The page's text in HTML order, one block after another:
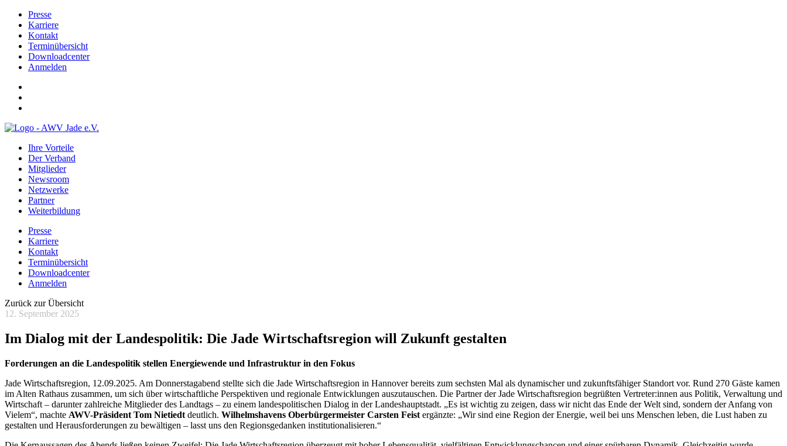
Presse
Karriere
Kontakt
Terminübersicht
Downloadcenter
Anmelden
Ihre Vorteile
Der Verband
Mitglieder
Newsroom
Netzwerke
Partner
Weiterbildung
Presse
Karriere
Kontakt
Terminübersicht
Downloadcenter
Anmelden
Zurück zur Übersicht
12. September 2025
Im Dialog mit der Landespolitik: Die Jade Wirtschaftsregion will Zukunft gestalten
Forderungen an die Landespolitik stellen Energiewende und Infrastruktur in den Fokus
Jade Wirtschaftsregion, 12.09.2025. Am Donnerstagabend stellte sich die Jade Wirtschaftsregion in Hannover bereits zum sechsten Mal als dynamischer und zukunftsfähiger Standort vor. Rund 270 Gäste kamen
im Alten Rathaus zusammen, um sich über wirtschaftliche Perspektiven und regionale Entwicklungen auszutauschen. Die Partner der Jade Wirtschaftsregion begrüßten Vertreter:innen aus Politik, Verwaltung und
Wirtschaft – darunter zahlreiche Mitglieder des Landtags – zu einem landespolitischen Dialog in der Landeshauptstadt. „Es ist wichtig zu zeigen, dass wir nicht das Ende der Welt sind, sondern der Anfang von
Vielem“, machte AWV-Präsident Tom Nietiedt deutlich. Wilhelmshavens Oberbürgermeister Carsten Feist ergänzte: „Wir sind eine Region der Energie, weil bei uns Menschen leben, die Lust haben zu
gestalten und Herausforderungen zu bewältigen – lasst uns den Regionsgedanken institutionalisieren.“